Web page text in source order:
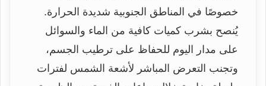
خصوصًا في المناطق الجنوبية شديدة الحرارة.
يُنصح بشرب كميات كافية من الماء والسوائل
على مدار اليوم للحفاظ على ترطيب الجسم،
وتجنب التعرض المباشر لأشعة الشمس لفترات